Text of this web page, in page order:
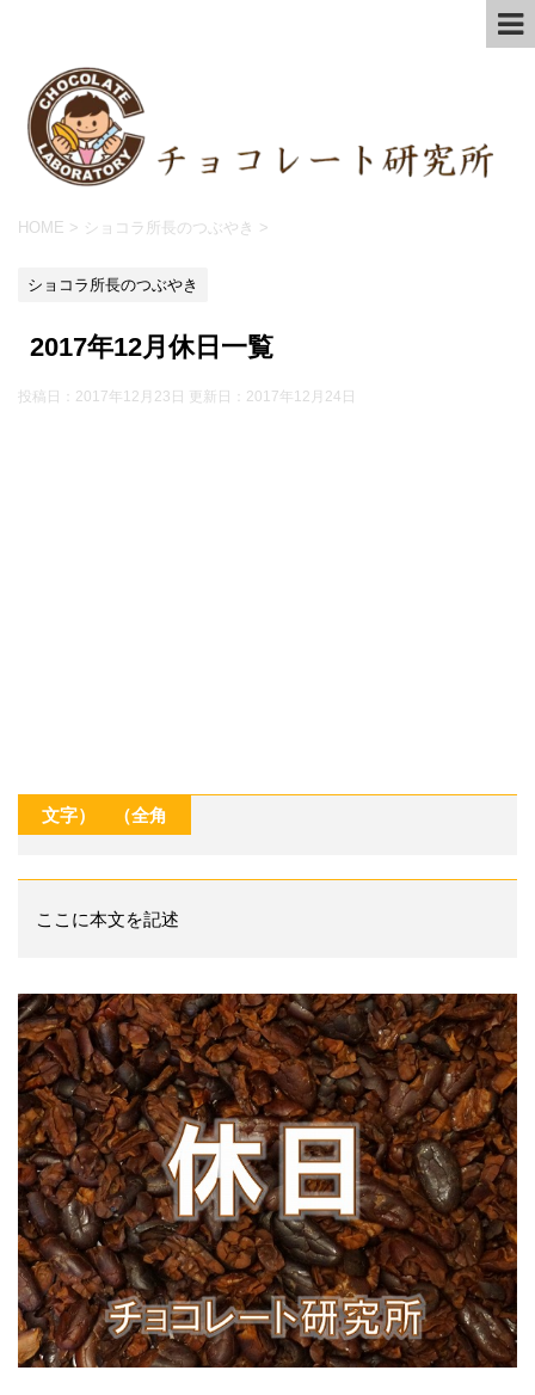
HOME > ショコラ所長のつぶやき >
ショコラ所長のつぶやき
2017年12月休日一覧
投稿日：2017年12月23日 更新日： 2017年12月24日
タイトル（全角
15
文字）
ここに本文を記述